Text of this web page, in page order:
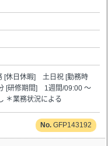
休日休暇] 土日祝 [勤務時
[研修期間] 1週間/09:00 ～
＊業務状況による
GFP143192